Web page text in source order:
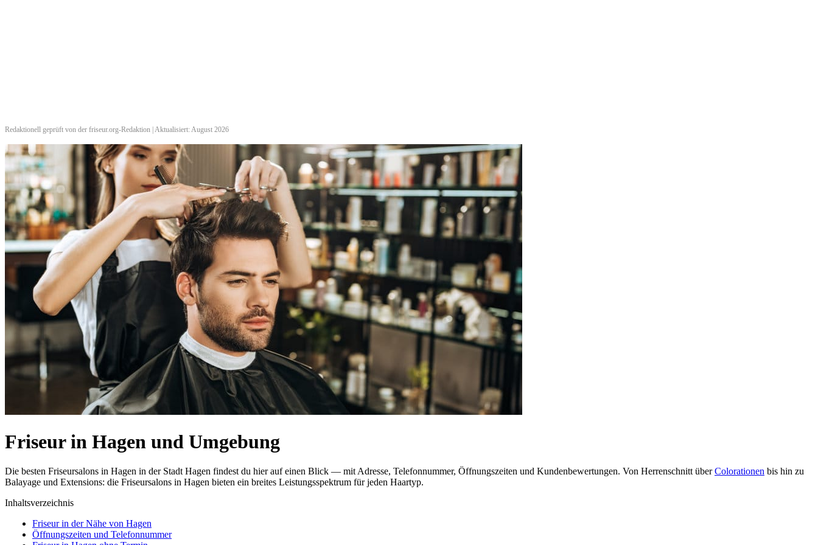
Redaktionell geprüft von der friseur.org-Redaktion | Aktualisiert: August 2026
Friseur in Hagen und Umgebung
Die besten Friseursalons in Hagen in der Stadt Hagen findest du hier auf einen Blick — mit Adresse, Telefonnummer, Öffnungszeiten und Kundenbewertungen. Von Herrenschnitt überColorationen bis hin zu
Balayage und Extensions: die Friseursalons in Hagen bieten ein breites Leistungsspektrum für jeden Haartyp.
Inhaltsverzeichnis
Friseur in der Nähe von Hagen
Öffnungszeiten und Telefonnummer